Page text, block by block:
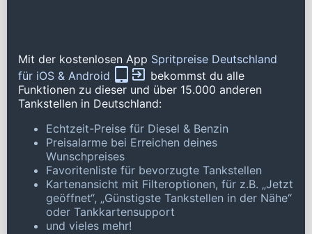
Mit der kostenlosen App Spritpreise Deutschland
für iOS & Android
bekommst du alle
Funktionen zu dieser und über 15.000 anderen
Tankstellen in Deutschland:
Echtzeit-Preise für Diesel & Benzin
Preisalarme bei Erreichen deines
Wunschpreises
Favoritenliste für bevorzugte Tankstellen
Kartenansicht mit Filteroptionen, für z.B. „Jetzt
geöffnet“, „Günstigste Tankstellen in der Nähe“
oder Tankkartensupport
und vieles mehr!